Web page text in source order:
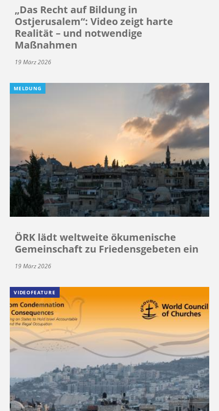
„Das Recht auf Bildung in
Ostjerusalem“: Video zeigt harte
Realität – und notwendige
Maßnahmen
19 März 2026
MELDUNG
ÖRK lädt weltweite ökumenische
Gemeinschaft zu Friedensgebeten ein
19 März 2026
VIDEOFEATURE